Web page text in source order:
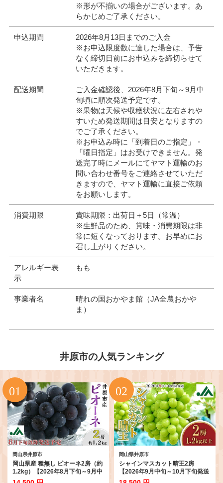
※形が不揃いの場合がございます。あ
らかじめご了承ください。
申込期間
2026年8月13日までのご入金
※お申込限度数に達した場合は、予告
なく締切日前にお申込みを締切らせて
いただきます。
配送期間
ご入金確認後、2026年8月下旬～9月中
旬頃に順次発送予定です。
※果物は天候や収穫状況に左右されや
すいため発送期間は目安となりますの
でご了承ください。
※お申込み時に「到着日のご指定」・
「曜日指定」はお受けできません。発
送完了時にメールにてヤマト運輸のお
問い合わせ番号をご連絡させていただ
きますので、ヤマト運輸に直接ご依頼
をお願いします。
消費期限
賞味期限：出荷日＋5日（常温）
※生鮮品のため、賞味・消費期限は非
常に短くなっております。お早めにお
召し上がりください。
アレルギー表
示
もも
事業者名
晴れの国おかやま館（JA全農おかや
ま）
井原市の人気ランキング
岡山県井原市
岡山県産 種無し ピオーネ2房（約
1.2kg）【2026年8月下旬～9月中
旬発送予定】（いばら愛菜館）
岡山県井原市
シャインマスカット晴王2房
【2026年9月中旬～10月下旬発送
予定】（いばら愛菜館）